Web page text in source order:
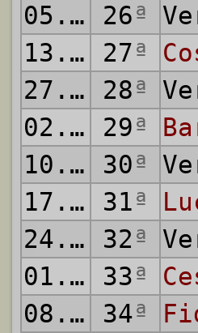
05.03.1994
26ª
13.03.1994
27ª
27.03.1994
28ª
02.04.1994
29ª
10.04.1994
30ª
17.04.1994
31ª
24.04.1994
32ª
01.05.1994
33ª
08.05.1994
34ª